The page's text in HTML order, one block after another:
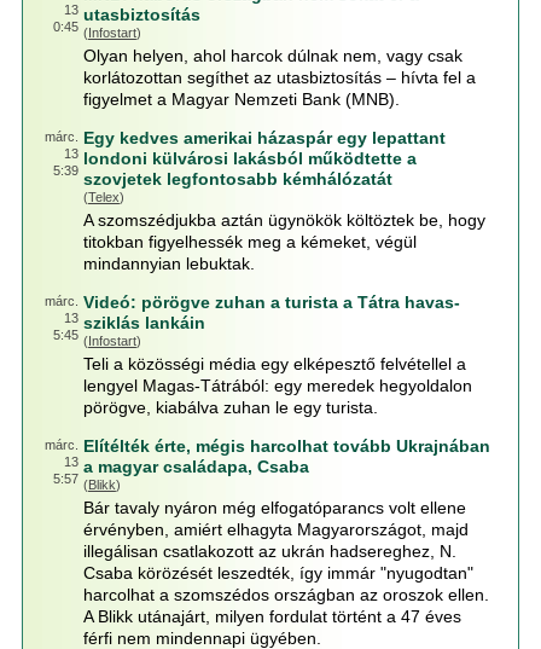
13
0:45
utasbiztosítás
(Infostart)
Olyan helyen, ahol harcok dúlnak nem, vagy csak
korlátozottan segíthet az utasbiztosítás – hívta fel a
figyelmet a Magyar Nemzeti Bank (MNB).
márc.
13
5:39
Egy kedves amerikai házaspár egy lepattant
londoni külvárosi lakásból működtette a
szovjetek legfontosabb kémhálózatát
(Telex)
A szomszédjukba aztán ügynökök költöztek be, hogy
titokban figyelhessék meg a kémeket, végül
mindannyian lebuktak.
márc.
13
5:45
Videó: pörögve zuhan a turista a Tátra havas-
sziklás lankáin
(Infostart)
Teli a közösségi média egy elképesztő felvétellel a
lengyel Magas-Tátrából: egy meredek hegyoldalon
pörögve, kiabálva zuhan le egy turista.
márc.
13
5:57
Elítélték érte, mégis harcolhat tovább Ukrajnában
a magyar családapa, Csaba
(Blikk)
Bár tavaly nyáron még elfogatóparancs volt ellene
érvényben, amiért elhagyta Magyarországot, majd
illegálisan csatlakozott az ukrán hadsereghez, N.
Csaba körözését leszedték, így immár "nyugodtan"
harcolhat a szomszédos országban az oroszok ellen.
A Blikk utánajárt, milyen fordulat történt a 47 éves
férfi nem mindennapi ügyében.